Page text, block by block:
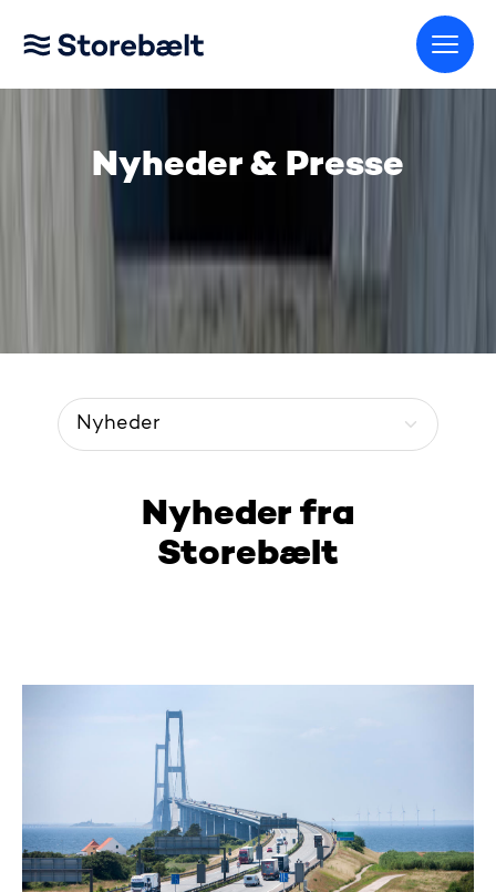
Nyheder & Presse
Menu
Nyheder fra
Storebælt